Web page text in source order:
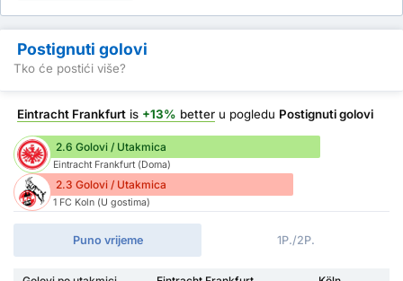
Postignuti golovi
Tko će postići više?
Eintracht Frankfurt is +13% better u pogledu Postignuti golovi
2.6 Golovi / Utakmica
Eintracht Frankfurt (Doma)
2.3 Golovi / Utakmica
1 FC Koln (U gostima)
Puno vrijeme 1P./2P.